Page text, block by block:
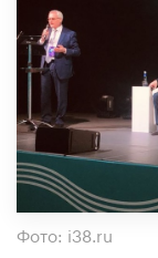
Фото: i38.ru